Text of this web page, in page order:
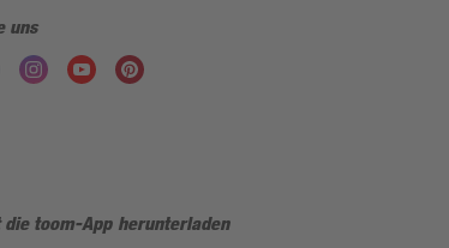
uns
die toom-App herunterladen